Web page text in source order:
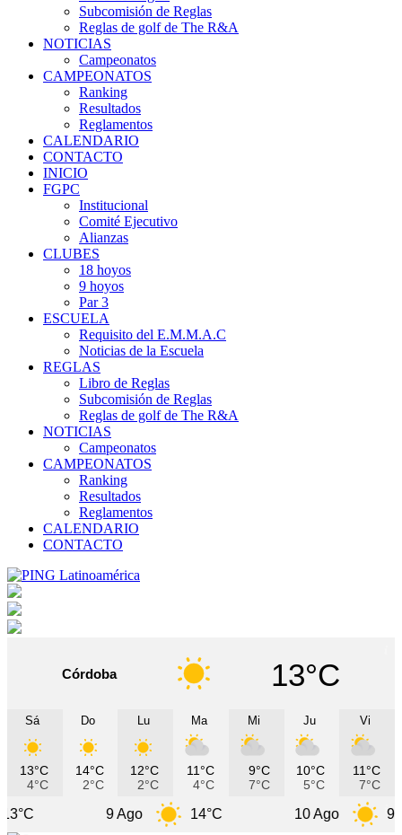
Subcomisión de Reglas
Reglas de golf de The R&A
NOTICIAS
Campeonatos
CAMPEONATOS
Ranking
Resultados
Reglamentos
CALENDARIO
CONTACTO
INICIO
FGPC
Institucional
Comité Ejecutivo
Alianzas
CLUBES
18 hoyos
9 hoyos
Par 3
ESCUELA
Requisito del E.M.M.A.C
Noticias de la Escuela
REGLAS
Libro de Reglas
Subcomisión de Reglas
Reglas de golf de The R&A
NOTICIAS
Campeonatos
CAMPEONATOS
Ranking
Resultados
Reglamentos
CALENDARIO
CONTACTO
Córdoba 13°C
Sá
13°C
4°C
Do
14°C
2°C
Lu
12°C
2°C
Ma
11°C
4°C
Mi
9°C
7°C
Ju
10°C
5°C
Vi
11°C
7°C
14°C 9°C